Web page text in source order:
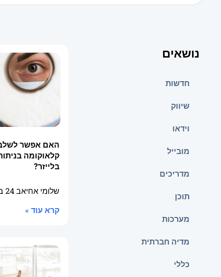
נושאים
חדשות
שיווק
וידאו
מובייל
מדריכים
תוכן
מערכות
מדיה חברתית
כללי
האם אפשר לשלב
קלאוקומה
בלייזר?
שלומי אחיאב24 בדצמבר 2025
קרא עוד »